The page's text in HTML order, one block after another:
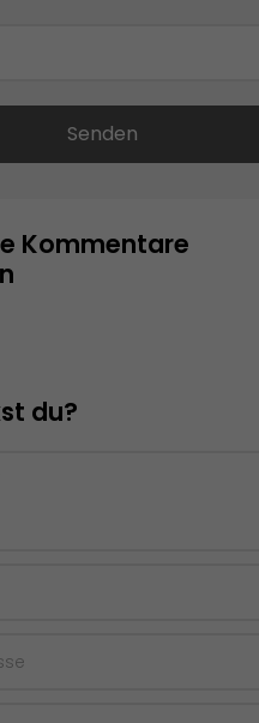
Senden
Kommentare
du?